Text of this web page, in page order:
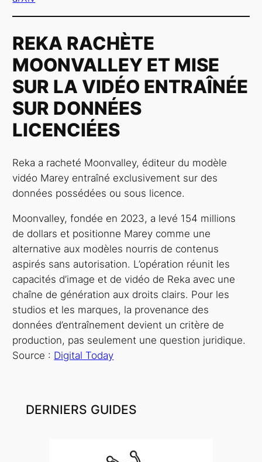
REKA RACHÈTE
MOONVALLEY ET MISE
SUR LA VIDÉO ENTRAÎNÉE
SUR DONNÉES
LICENCIÉES
Reka a racheté Moonvalley, éditeur du modèle
vidéo Marey entraîné exclusivement sur des
données possédées ou sous licence.
Moonvalley, fondée en 2023, a levé 154 millions
de dollars et positionne Marey comme une
alternative aux modèles nourris de contenus
aspirés sans autorisation. L’opération réunit les
capacités d’image et de vidéo de Reka avec une
chaîne de génération aux droits clairs. Pour les
studios et les marques, la provenance des
données d’entraînement devient un critère de
production, pas seulement une question juridique.
Source : Digital Today
DERNIERS GUIDES